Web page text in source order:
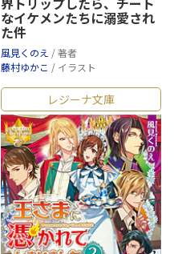
なイケメンたちに溺愛され
た件
風見くのえ / 著者
藤村ゆかこ / イラスト
レジーナ文庫